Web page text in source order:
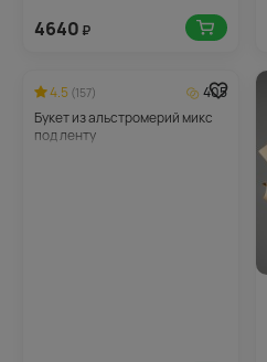
4640 ₽
4.5 (157)
405
Букет из альстромерий микс
под ленту